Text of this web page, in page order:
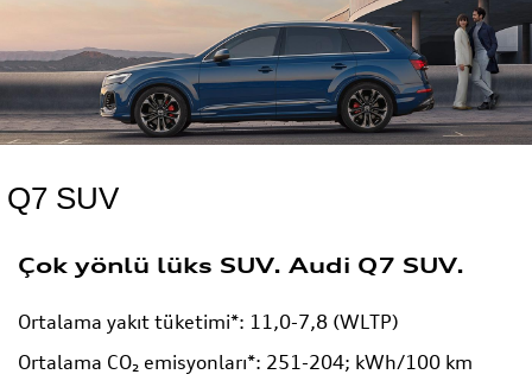
Q7 SUV
Çok yönlü lüks SUV. Audi Q7 SUV.
Ortalama yakıt tüketimi*: 11,0-7,8 (WLTP)
Ortalama CO₂ emisyonları*: 251-204; kWh/100 km